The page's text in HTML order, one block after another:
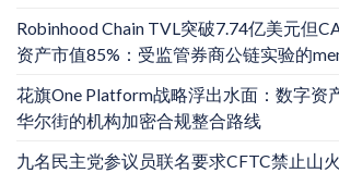
Robinhood Chain TVL突破7.74亿美元但
资产市值85%：受监管券商公链实验的
花旗One Platform战略浮出水面：数字资
华尔街的机构加密合规整合路线
九名民主党参议员联名要求CFTC禁止山